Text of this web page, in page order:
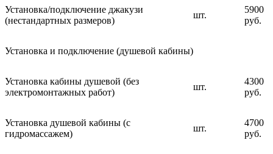
Установка/подключение джакузи
(нестандартных размеров)
шт.
5900
руб.
Установка и подключение (душевой кабины)
Установка кабины душевой (без
электромонтажных работ)
шт.
4300
руб.
Установка душевой кабины (с
гидромассажем)
шт.
4700
руб.